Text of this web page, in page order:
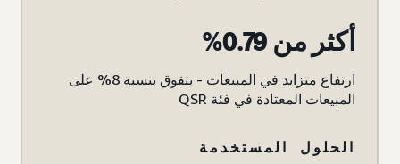
أكثر من 0.79%
ارتفاع متزايد في المبيعات - بتفوق بنسبة 8% على
المبيعات المعتادة في فئة QSR
الحلول المستخدمة